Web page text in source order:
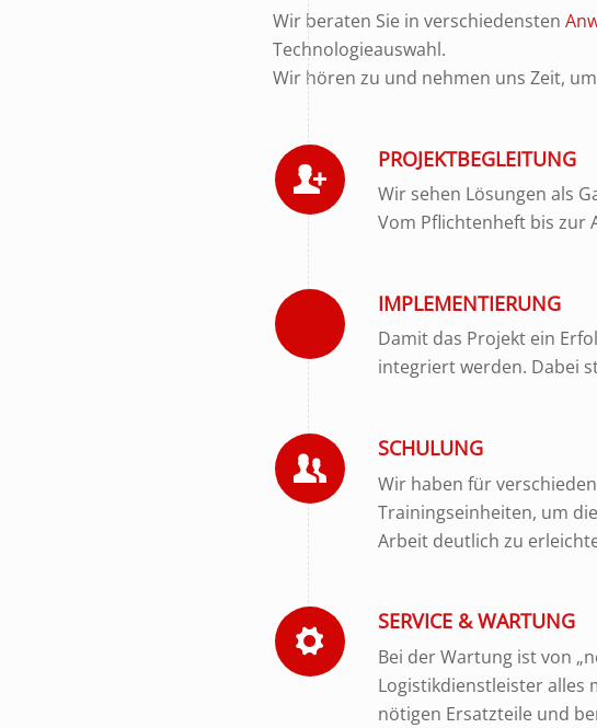
Wir beraten Sie in verschiedensten
Technologieauswahl.
Wir hören zu und nehmen uns Zeit,
PROJEKTBEGLEITUNG
Wir sehen Lösungen als
Vom Pflichtenheft bis zur
IMPLEMENTIERUNG
Damit das Projekt ein
integriert werden. Dabei
SCHULUNG
Wir haben für
Trainingseinheiten, um
Arbeit deutlich zu
SERVICE & WARTUNG
Bei der Wartung ist von
Logistikdienstleister alles
nötigen Ersatzteile und